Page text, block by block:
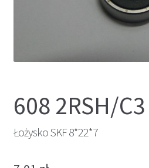
608 2RSH/C3
Łożysko SKF 8*22*7